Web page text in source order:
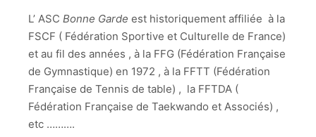
L’ ASC Bonne Garde est historiquement affiliée à la
FSCF ( Fédération Sportive et Culturelle de France)
et au fil des années , à la FFG (Fédération Française
de Gymnastique) en 1972 , à la FFTT (Fédération
Française de Tennis de table) , la FFTDA (
Fédération Française de Taekwando et Associés) ,
etc ……….